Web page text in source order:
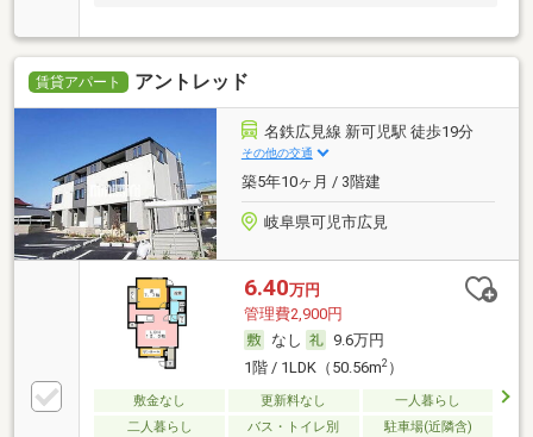
賃貸アパート アントレッド
名鉄広見線 新可児駅 徒歩19分
その他の交通
築5年10ヶ月 / 3階建
岐阜県可児市広見
6.40万円
管理費2,900円
なし
9.6万円
1階 / 1LDK（50.56m2）
敷金なし 更新料なし
一人暮らし
二人暮らし
バス・トイレ別 駐車場(近隣含)